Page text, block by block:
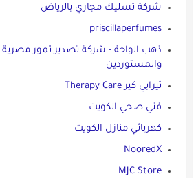
شركة تسليك مجاري بالرياض
priscillaperfumes
ذهب الواحة - شركة تصدير تمور مصرية
والمستوردين
ثيرابي كير Therapy Care
فني صحي الكويت
كهربائي منازل الكويت
NooredX
MJC Store